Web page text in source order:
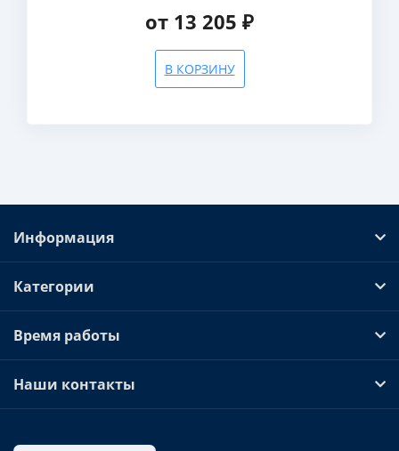
от 13 205 ₽
В КОРЗИНУ
Информация
Категории
Время работы
Наши контакты